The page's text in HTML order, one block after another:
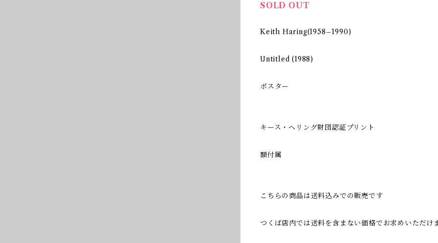
SOLD OUT
Keith Haring(1958–1990)
Untitled (1988)
ポスター
キース・ヘリング財団認証プリント
額付属
こちらの商品は送料込みでの販売です
つくば店内では送料を含まない価格でお求めいただけ